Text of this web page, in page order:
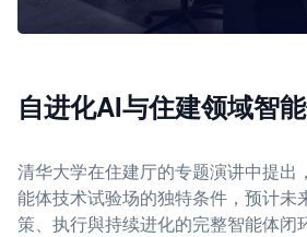
自进化AI与住建领域智
清华大学在住建厅的专题演讲中提出
能体技术试验场的独特条件，预计未
策、执行與持续进化的完整智能体闭